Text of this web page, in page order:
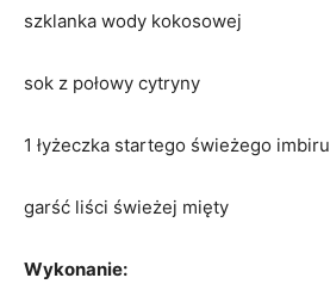
szklanka wody kokosowej
sok z połowy cytryny
1 łyżeczka startego świeżego imbiru
garść liści świeżej mięty
Wykonanie: